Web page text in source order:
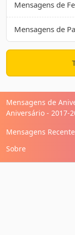
Mensagens de
Mensagens de
Mensagens de
Aniversário - 2017-
Mensagens
Sobre